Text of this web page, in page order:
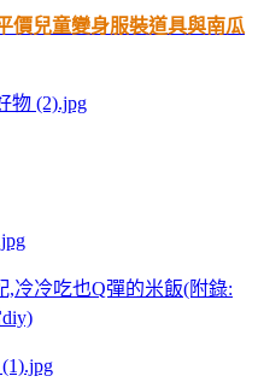
價兒童變身服裝道具與南瓜
冷冷吃也Q彈的米飯(附錄: